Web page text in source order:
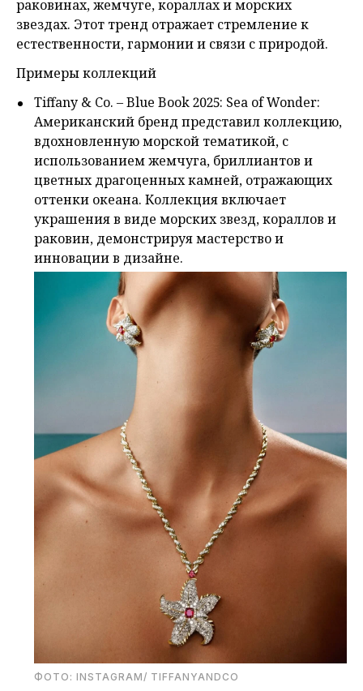
раковинах, жемчуге, кораллах и морских
звездах. Этот тренд отражает стремление к
естественности, гармонии и связи с природой.
Примеры коллекций
Tiffany & Co. – Blue Book 2025: Sea of Wonder:
Американский бренд представил коллекцию,
вдохновленную морской тематикой, с
использованием жемчуга, бриллиантов и
цветных драгоценных камней, отражающих
оттенки океана. Коллекция включает
украшения в виде морских звезд, кораллов и
раковин, демонстрируя мастерство и
инновации в дизайне.
ФОТО: INSTAGRAM/ TIFFANYANDCO